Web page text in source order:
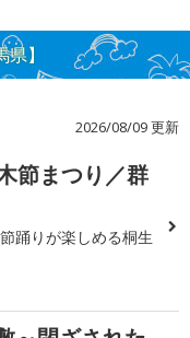
】
2026/08/09 更新
節まつり／群
踊りが楽しめる桐生